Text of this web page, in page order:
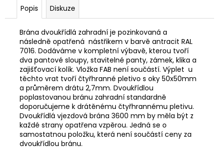
Popis Diskuze
Brána dvoukřídlá zahradní je pozinkovaná a
následně opatřená nástřikem v barvě antracit RAL
7016. Dodáváme v kompletní výbavě, kterou tvoří
dva pantové sloupy, stavitelné panty, zámek, klika a
zajišťovací kolík. Vložka FAB není součástí. Výplet u
těchto vrat tvoří čtyřhranné pletivo s oky 50x50mm
a průměrem drátu 2,7mm. Dvoukřídlou
poplastovanou bránu zahradní standardně
doporučujeme k drátěnému čtyřhrannému pletivu.
Dvoukřídlá vjezdová brána 3600 mm by měla být z
každé strany opatřena vzpěrou. Jedná se o
samostatnou položku, která není součástí ceny za
dvoukřídlou bránu.
PLOTOVÝ
SLOUPEK
60X40MM
PRO
PANEL
3D,ANTRACIT,BEZ
DĚR
229
Kč